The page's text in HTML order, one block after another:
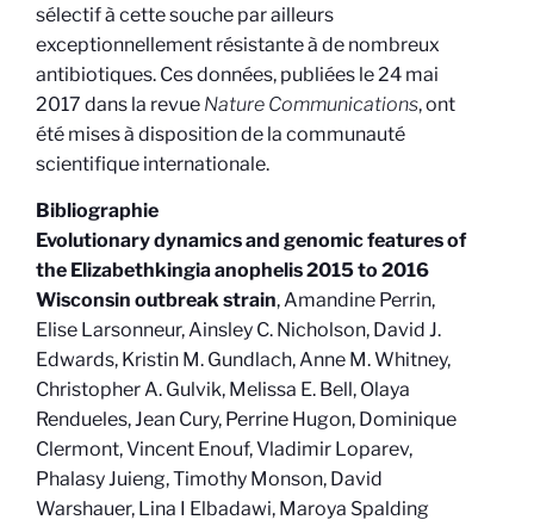
sélectif à cette souche par ailleurs
exceptionnellement résistante à de nombreux
antibiotiques. Ces données, publiées le 24 mai
2017 dans la revue Nature Communications, ont
été mises à disposition de la communauté
scientifique internationale.
Bibliographie
Evolutionary dynamics and genomic features of
the Elizabethkingia anophelis 2015 to 2016
Wisconsin outbreak strain, Amandine Perrin,
Elise Larsonneur, Ainsley C. Nicholson, David J.
Edwards, Kristin M. Gundlach, Anne M. Whitney,
Christopher A. Gulvik, Melissa E. Bell, Olaya
Rendueles, Jean Cury, Perrine Hugon, Dominique
Clermont, Vincent Enouf, Vladimir Loparev,
Phalasy Juieng, Timothy Monson, David
Warshauer, Lina I Elbadawi, Maroya Spalding